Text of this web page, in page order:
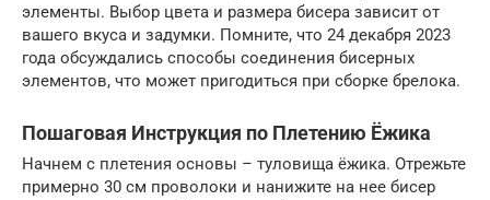
элементы. Выбор цвета и размера бисера зависит от
вашего вкуса и задумки. Помните, что 24 декабря 2023
года обсуждались способы соединения бисерных
элементов, что может пригодиться при сборке брелока.
Пошаговая Инструкция по Плетению Ёжика
Начнем с плетения основы – туловища ёжика. Отрежьте
примерно 30 см проволоки и нанижите на нее бисер